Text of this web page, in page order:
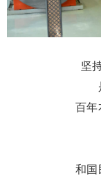
坚
百
和